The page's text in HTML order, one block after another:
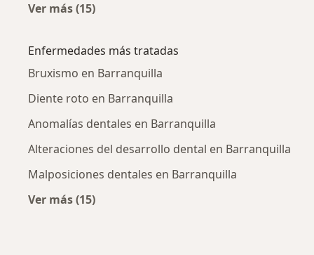
Ver más (15)
Enfermedades más tratadas
Bruxismo en Barranquilla
Diente roto en Barranquilla
Anomalías dentales en Barranquilla
Alteraciones del desarrollo dental en Barranquilla
Malposiciones dentales en Barranquilla
Ver más (15)